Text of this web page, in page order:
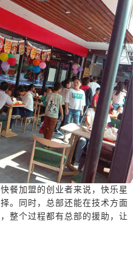
餐加盟的创业者来说，快乐星
。同时，总部还能在技术方面
整个过程都有总部的援助，让